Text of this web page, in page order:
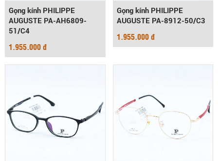
Gọng kính PHILIPPE
AUGUSTE PA-AH6809-
51/C4
1.955.000 đ
Gọng kính PHILIPPE
AUGUSTE PA-8912-50/C3
1.955.000 đ